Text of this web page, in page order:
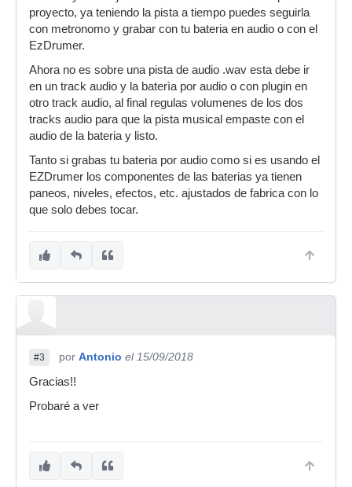
proyecto, ya teniendo la pista a tiempo puedes seguirla
con metronomo y grabar con tu bateria en audio o con el
EzDrumer.
Ahora no es sobre una pista de audio .wav esta debe ir
en un track audio y la baterìa por audio o con plugin en
otro track audio, al final regulas volumenes de los dos
tracks audio para que la pista musical empaste con el
audio de la bateria y listo.
Tanto si grabas tu bateria por audio como si es usando el
EZDrumer los componentes de las baterias ya tienen
paneos, niveles, efectos, etc. ajustados de fabrica con lo
que solo debes tocar.
#3 por Antonio el 15/09/2018
Gracias!!
Probaré a ver